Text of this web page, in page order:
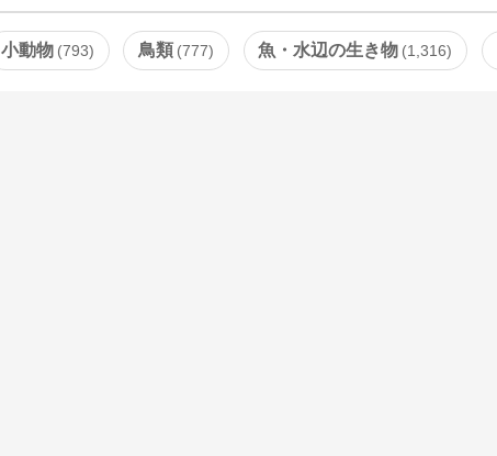
小動物 793 鳥類 777 魚・水辺の生き物 1,316